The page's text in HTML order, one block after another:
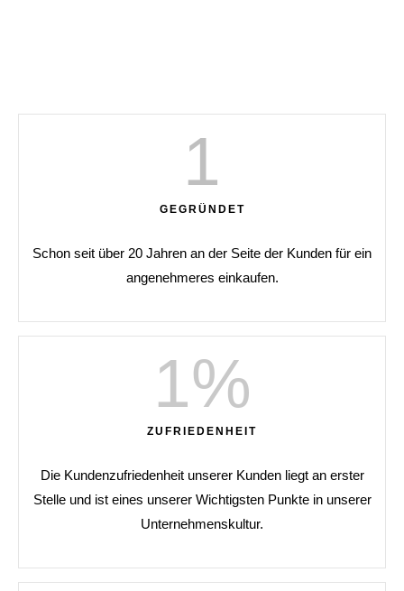
GEGRÜNDET
1
Schon seit über 20 Jahren an der Seite der Kunden für ein
angenehmeres einkaufen.
ZUFRIEDENHEIT
1%
Die Kundenzufriedenheit unserer Kunden liegt an erster
Stelle und ist eines unserer Wichtigsten Punkte in unserer
Unternehmenskultur.